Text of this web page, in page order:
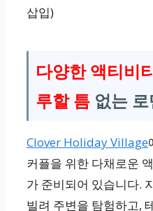
삽입)
다양한 액티비
루할 틈 없는
Clover Holiday Village
커플을 위한 다채로운
가 준비되어 있습니다.
빌려 주변을 탐험하고,